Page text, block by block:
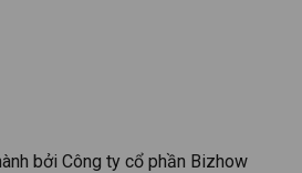
bởi Công ty cổ phần Bizhow